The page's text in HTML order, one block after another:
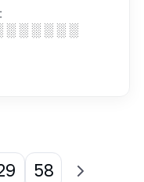
░ ░ ░ ░ ░ ░
58